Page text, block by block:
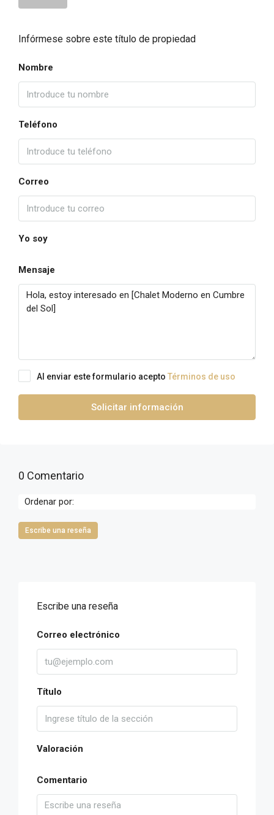
Infórmese sobre este título de propiedad
Nombre
Teléfono
Correo
Yo soy
Mensaje
Al enviar este formulario acepto Términos de uso
Solicitar información
0 Comentario
Ordenar por:
Escribe una reseña
Escribe una reseña
Correo electrónico
Título
Valoración
Comentario